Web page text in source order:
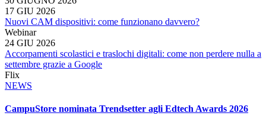
17 GIU 2026
Nuovi CAM dispositivi: come funzionano davvero?
Webinar
24 GIU 2026
Accorpamenti scolastici e traslochi digitali: come non perdere nulla a
settembre grazie a Google
Flix
NEWS
CampuStore nominata Trendsetter agli Edtech Awards 2026